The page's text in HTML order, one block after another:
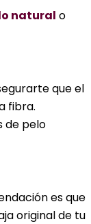
natural o
que el
fibra.
de pelo
es que
original de tu